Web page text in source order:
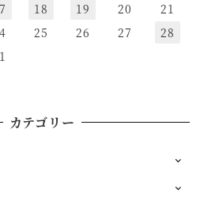
18 19 20
21
25 26 27
28
カテゴリー